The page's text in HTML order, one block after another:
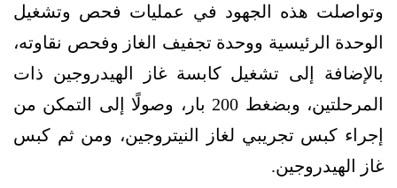
وتواصلت هذه الجهود في عمليات فحص وتشغيل
الوحدة الرئيسية ‏ووحدة تجفيف الغاز وفحص نقاوته،
بالإضافة إلى تشغيل كابسة غاز الهيدروجين ذات
المرحلتين، وبضغط 200 بار، وصولًا إلى التمكن من
إجراء كبس تجريبي لغاز النيتروجين، ومن ثم كبس
غاز الهيدروجين.